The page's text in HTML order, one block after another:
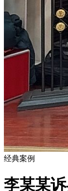
经典案例
李某某